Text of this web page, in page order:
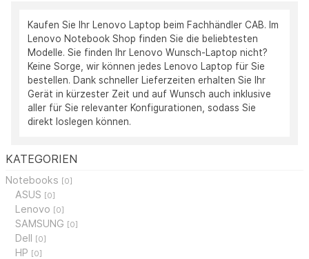
KATEGORIEN
Notebooks [0]
ASUS [0]
Lenovo [0]
SAMSUNG [0]
Dell [0]
HP [0]
Kaufen Sie Ihr Lenovo Laptop beim Fachhändler CAB. Im
Lenovo Notebook Shop finden Sie die beliebtesten
Modelle. Sie finden Ihr Lenovo Wunsch-Laptop nicht?
Keine Sorge, wir können jedes Lenovo Laptop für Sie
bestellen. Dank schneller Lieferzeiten erhalten Sie Ihr
Gerät in kürzester Zeit und auf Wunsch auch inklusive
aller für Sie relevanter Konfigurationen, sodass Sie
direkt loslegen können.